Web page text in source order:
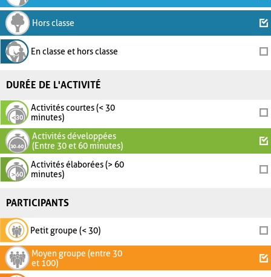
Hors classe
En classe et hors classe
DURÉE DE L'ACTIVITÉ
Activités courtes (< 30
minutes)
Activités développées
(Entre 30 et 60 minutes)
Activités élaborées (> 60
minutes)
PARTICIPANTS
Petit groupe (< 30)
Moyen groupe (entre 30
et 100)